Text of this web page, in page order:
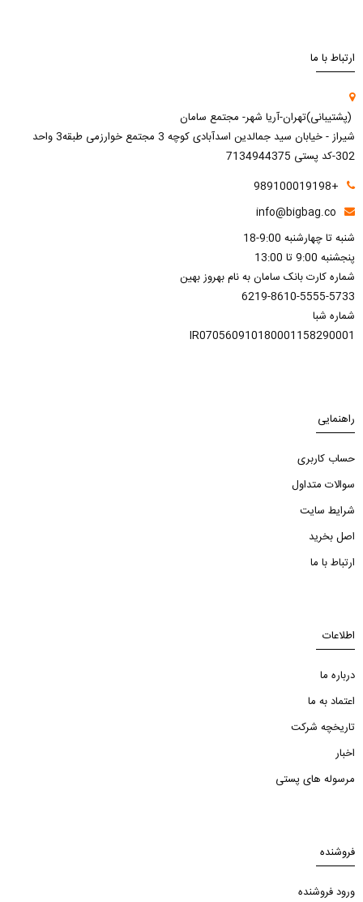
ارتباط با ما
(پشتیبانی)تهران-آریا شهر- مجتمع سامان
شیراز - خیابان سید جمالدین اسدآبادی کوچه 3 مجتمع خوارزمی طبقه3 واحد
302-کد پستی 7134944375
+989100019198
info@bigbag.co
شنبه تا چهارشنبه 9:00-18
پنجشنبه 9:00 تا 13:00
شماره کارت بانک سامان به نام بهروز بهین
6219-8610-5555-5733
شماره شبا
IR070560910180001158290001
راهنمایی
حساب کاربری
سوالات متداول
شرایط سایت
اصل بخرید
ارتباط با ما
اطلاعات
درباره ما
اعتماد به ما
تاریخچه شرکت
اخبار
مرسوله های پستی
فروشنده
ورود فروشنده